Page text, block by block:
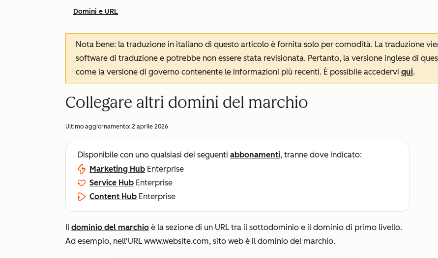
Domini e URL
Nota bene: la traduzione in italiano di questo articolo è fornita solo per comodità. La traduzione
software di traduzione e potrebbe non essere stata revisionata. Pertanto, la versione inglese di
come la versione di governo contenente le informazioni più recenti. È possibile accedervi qui.
Collegare altri domini del marchio
Ultimo aggiornamento: 2 aprile 2026
Disponibile con uno qualsiasi dei seguenti abbonamenti, tranne dove indicato:
Marketing Hub Enterprise
Service Hub Enterprise
Content Hub Enterprise
Il dominio del marchio è la sezione di un URL tra il sottodominio e il dominio di primo livello.
Ad esempio, nell'URL www.website.com, sito web è il dominio del marchio.